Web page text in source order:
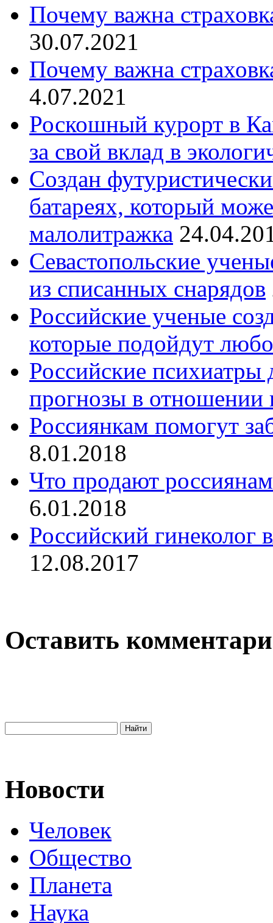
Почему важна
30.07.2021
Почему важна
4.07.2021
Роскошный курорт в
за свой вклад в
Создан
батареях, который
малолитражка
Севастопольские
из списанных снарядов
Российские ученые
которые подойдут
Российские
прогнозы в отношении
Россиянкам помогут
8.01.2018
Что продают
6.01.2018
Российский
12.08.2017
Оставить
Новости
Человек
Общество
Планета
Наука